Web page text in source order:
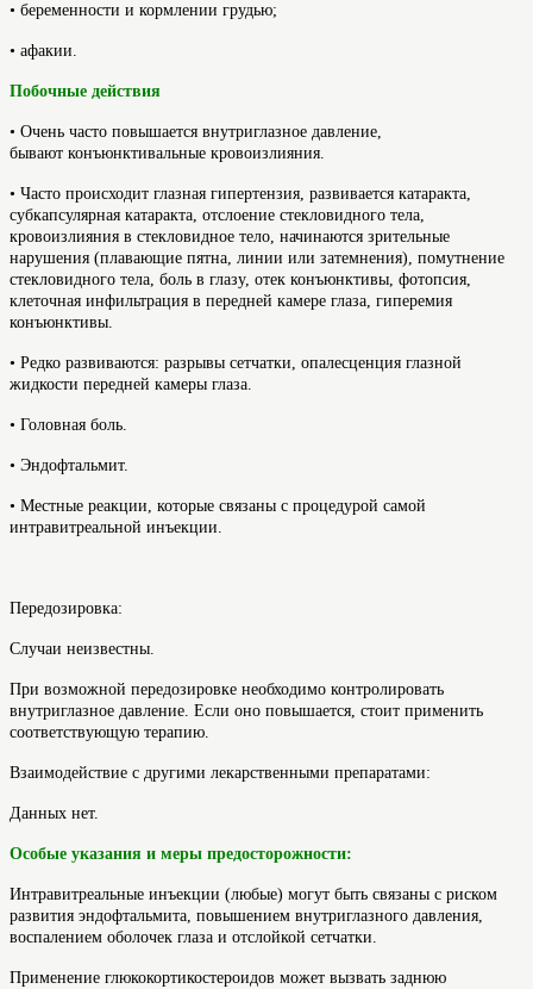
• беременности и кормлении грудью;
• афакии.
Побочные действия
• Очень часто повышается внутриглазное давление,
бывают конъюнктивальные кровоизлияния.
• Часто происходит глазная гипертензия, развивается катаракта,
субкапсулярная катаракта, отслоение стекловидного тела,
кровоизлияния в стекловидное тело, начинаются зрительные
нарушения (плавающие пятна, линии или затемнения), помутнение
стекловидного тела, боль в глазу, отек конъюнктивы, фотопсия,
клеточная инфильтрация в передней камере глаза, гиперемия
конъюнктивы.
• Редко развиваются: разрывы сетчатки, опалесценция глазной
жидкости передней камеры глаза.
• Головная боль.
• Эндофтальмит.
• Местные реакции, которые связаны с процедурой самой
интравитреальной инъекции.
Передозировка:
Случаи неизвестны.
При возможной передозировке необходимо контролировать
внутриглазное давление. Если оно повышается, стоит применить
соответствующую терапию.
Взаимодействие с другими лекарственными препаратами:
Данных нет.
Особые указания и меры предосторожности:
Интравитреальные инъекции (любые) могут быть связаны с риском
развития эндофтальмита, повышением внутриглазного давления,
воспалением оболочек глаза и отслойкой сетчатки.
Применение глюкокортикостероидов может вызвать заднюю